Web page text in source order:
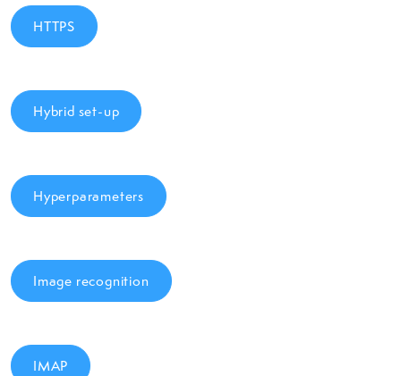
HTTPS
Hybrid set-up
Hyperparameters
Image recognition
IMAP